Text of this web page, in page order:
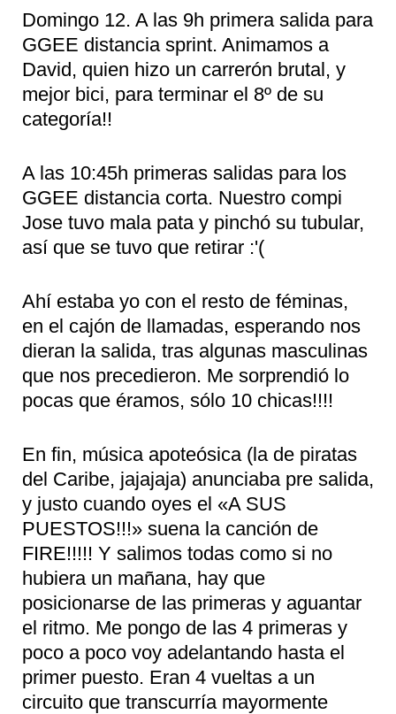
Domingo 12. A las 9h primera salida para
GGEE distancia sprint. Animamos a
David, quien hizo un carrerón brutal, y
mejor bici, para terminar el 8º de su
categoría!!
A las 10:45h primeras salidas para los
GGEE distancia corta. Nuestro compi
Jose tuvo mala pata y pinchó su tubular,
así que se tuvo que retirar :'(
Ahí estaba yo con el resto de féminas,
en el cajón de llamadas, esperando nos
dieran la salida, tras algunas masculinas
que nos precedieron. Me sorprendió lo
pocas que éramos, sólo 10 chicas!!!!
En fin, música apoteósica (la de piratas
del Caribe, jajajaja) anunciaba pre salida,
y justo cuando oyes el «A SUS
PUESTOS!!!» suena la canción de
FIRE!!!!! Y salimos todas como si no
hubiera un mañana, hay que
posicionarse de las primeras y aguantar
el ritmo. Me pongo de las 4 primeras y
poco a poco voy adelantando hasta el
primer puesto. Eran 4 vueltas a un
circuito que transcurría mayormente